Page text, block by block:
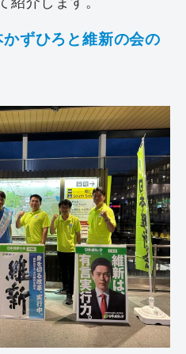
ずひろと維新の会の